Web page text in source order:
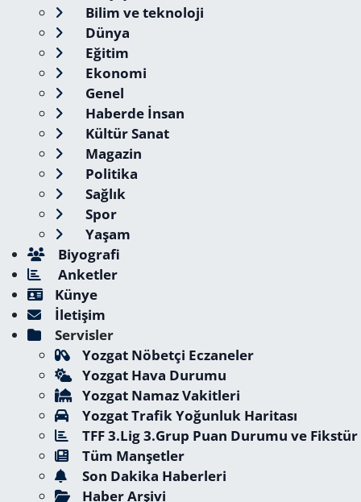
Bilim ve teknoloji
Dünya
Eğitim
Ekonomi
Genel
Haberde İnsan
Kültür Sanat
Magazin
Politika
Sağlık
Spor
Yaşam
Biyografi
Anketler
Künye
İletişim
Servisler
Yozgat Nöbetçi Eczaneler
Yozgat Hava Durumu
Yozgat Namaz Vakitleri
Yozgat Trafik Yoğunluk Haritası
TFF 3.Lig 3.Grup Puan Durumu ve Fikstür
Tüm Manşetler
Son Dakika Haberleri
Haber Arşivi